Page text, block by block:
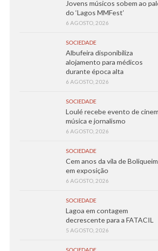
Jovens músicos sobem ao
do ‘Lagos MMFest’
6 AGOSTO, 2026
SOCIEDADE
Albufeira disponibiliza
alojamento para médicos
durante época alta
6 AGOSTO, 2026
SOCIEDADE
Loulé recebe evento de
música e jornalismo
6 AGOSTO, 2026
SOCIEDADE
Cem anos da vila de
em exposição
6 AGOSTO, 2026
SOCIEDADE
Lagoa em contagem
decrescente para a FATACIL
5 AGOSTO, 2026